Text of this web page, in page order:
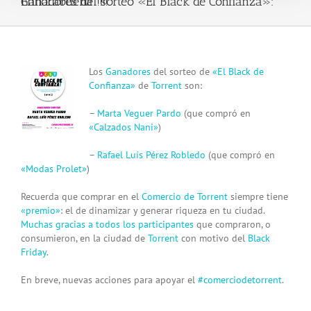
View
Larger
Image
Los Ganadoresdel sorteo de «El Black de
Confianza» de Torrentson:
– Marta Veguer Pardo (que compró en
«Calzados Nani»)
– Rafael Luís Pérez Robledo (que compró en
«Modas Prolet»)
Recuerda que comprar en el Comercio de Torrent siempre tiene
«premio»: el de dinamizar y generar riqueza en tu ciudad.
Muchas gracias a todos los participantes que compraron, o
consumieron, en la ciudad de Torrent con motivo del Black
Friday.
En breve, nuevas acciones para apoyar el #comerciodetorrent.